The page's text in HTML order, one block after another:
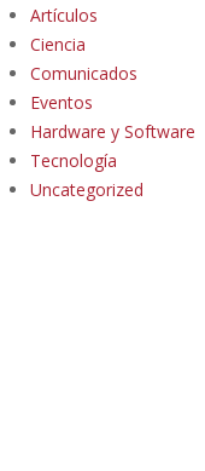
Artículos
Ciencia
Comunicados
Eventos
Hardware y Software
Tecnología
Uncategorized